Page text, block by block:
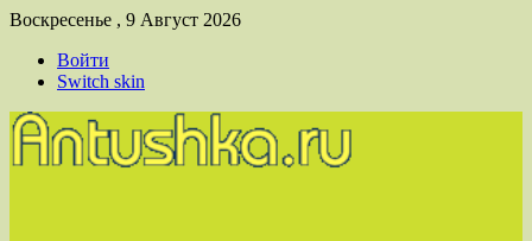
Воскресенье , 9 Август 2026
Войти
Switch skin